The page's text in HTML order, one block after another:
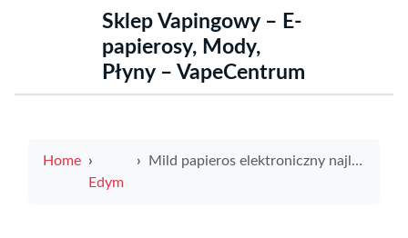
Sklep Vapingowy – E-
papierosy, Mody,
Płyny – VapeCentrum
Home
Edym
Mild papieros elektroniczny najlepszy wybór dla nowoczesnych palaczy